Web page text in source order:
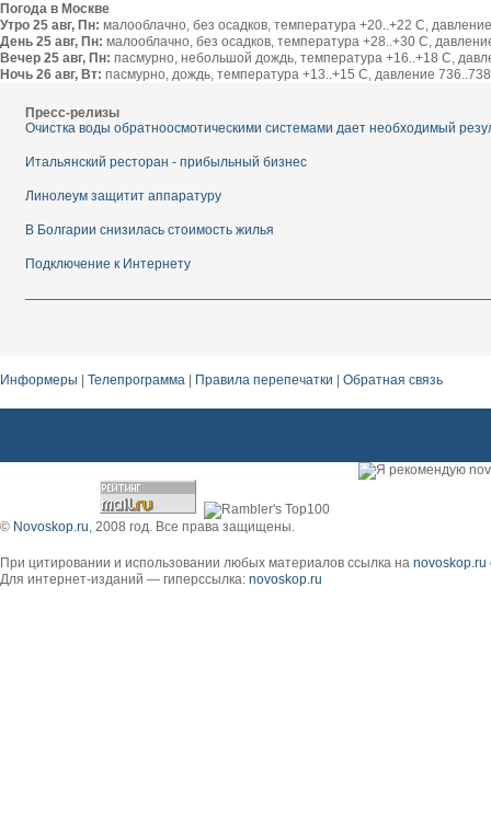
Погода в Москве
Утро 25 авг, Пн: малооблачно, без осадков, температура +20..+22 С,
День 25 авг, Пн: малооблачно, без осадков, температура +28..+30 С,
Вечер 25 авг, Пн: пасмурно, небольшой дождь, температура +16..+18 С,
Ночь 26 авг, Вт: пасмурно, дождь, температура +13..+15 С, давление
Пресс-релизы
Очистка воды обратноосмотическими системами дает необходимый
Итальянский ресторан - прибыльный бизнес
Линолеум защитит аппаратуру
В Болгарии снизилась стоимость жилья
Подключение к Интернету
Информеры Телепрограмма Правила перепечатки Обратная связь
© Novoskop.ru, 2008 год. Все права защищены.
При цитировании и использовании любых материалов ссылка на novoskop.ru
Для интернет-изданий — гиперссылка: novoskop.ru